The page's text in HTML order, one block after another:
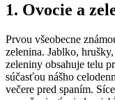
1. Ovocie a
Prvou všeobecne
zelenina. Jablko,
zeleniny obsahuje telu
súčasťou nášho
večere pred spaním.